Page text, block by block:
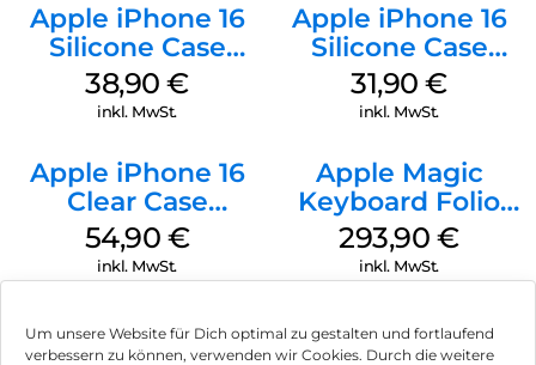
Um unsere Website für Dich optimal zu gestalten und fortlaufend
verbessern zu können, verwenden wir Cookies. Durch die weitere
Apple iPhone 16
Silicone Case
MagSafe
Ultramarine
38,90€
inkl. MwSt.
Apple iPhone 16
Silicone Case
MagSafe Fuchsia
31,90€
inkl. MwSt.
Apple iPhone 16
Clear Case
MagSafe
Transparent
54,90 €
inkl. MwSt.
Apple Magic
Keyboard Folio
iPad 10.9″ (10.Gen.)
Weiß
293,90€
inkl. MwSt.